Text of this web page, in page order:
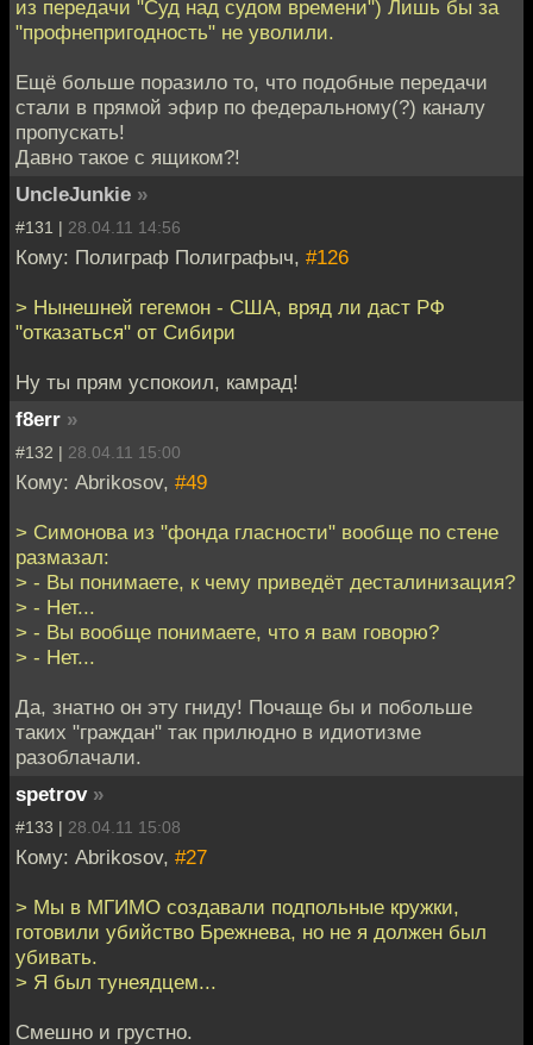
из передачи "Суд над судом времени") Лишь бы за
"профнепригодность" не уволили.
Ещё больше поразило то, что подобные передачи
стали в прямой эфир по федеральному(?) каналу
пропускать!
Давно такое с ящиком?!
UncleJunkie »
#131 | 28.04.11 14:56
Кому: Полиграф Полиграфыч, #126
> Нынешней гегемон - США, вряд ли даст РФ
"отказаться" от Сибири
Ну ты прям успокоил, камрад!
f8err »
#132 | 28.04.11 15:00
Кому: Abrikosov, #49
> Симонова из "фонда гласности" вообще по стене
размазал:
> - Вы понимаете, к чему приведёт десталинизация?
> - Нет...
> - Вы вообще понимаете, что я вам говорю?
> - Нет...
Да, знатно он эту гниду! Почаще бы и побольше
таких "граждан" так прилюдно в идиотизме
разоблачали.
spetrov »
#133 | 28.04.11 15:08
Кому: Abrikosov, #27
> Мы в МГИМО создавали подпольные кружки,
готовили убийство Брежнева, но не я должен был
убивать.
> Я был тунеядцем...
Смешно и грустно.